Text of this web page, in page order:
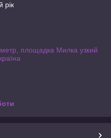
рік
площадка Милка узкий